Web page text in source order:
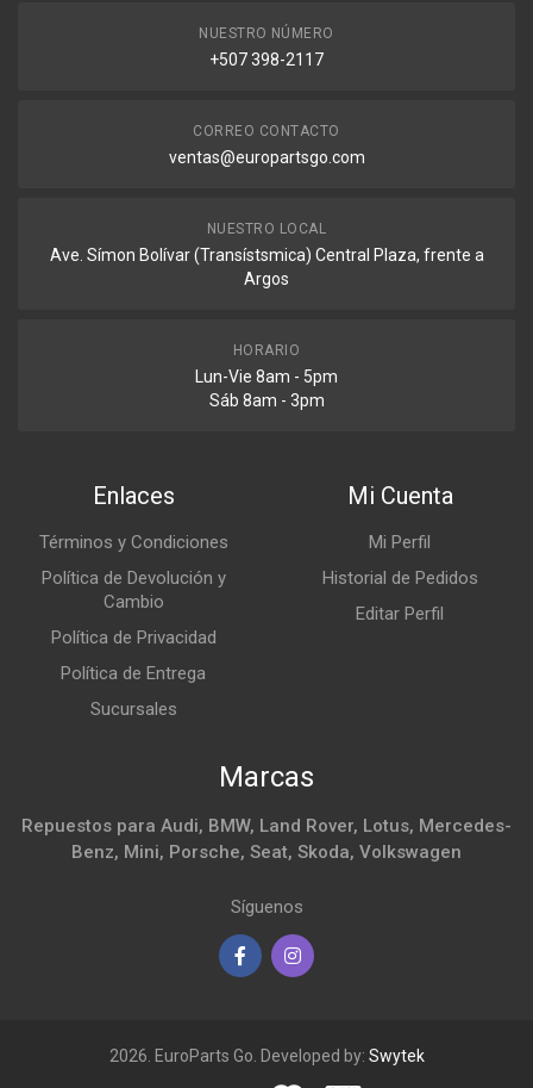
NUESTRO NÚMERO
+507 398-2117
CORREO CONTACTO
ventas@europartsgo.com
NUESTRO LOCAL
Ave. Símon Bolívar (Transístsmica) Central Plaza, frente a
Argos
HORARIO
Lun-Vie 8am - 5pm
Sáb 8am - 3pm
Enlaces
Términos y Condiciones
Política de Devolución y
Cambio
Política de Privacidad
Política de Entrega
Sucursales
Mi Cuenta
Mi Perfil
Historial de Pedidos
Editar Perfil
Marcas
Repuestos para Audi, BMW, Land Rover, Lotus, Mercedes-
Benz, Mini, Porsche, Seat, Skoda, Volkswagen
Síguenos
2026. EuroParts Go. Developed by: Swytek